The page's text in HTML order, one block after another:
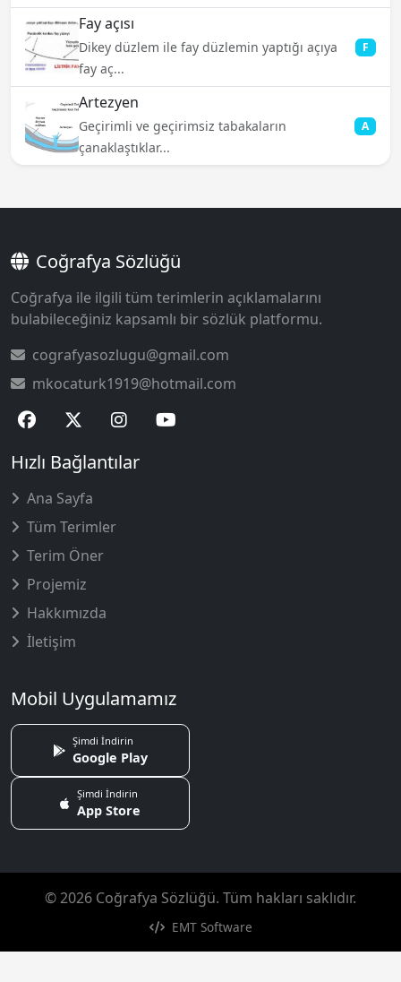
Fay açısı
Dikey düzlem ile fay düzlemin yaptığı açıya
fay aç...
F
Artezyen
Geçirimli ve geçirimsiz tabakaların
çanaklaştıklar...
A
Coğrafya Sözlüğü
Coğrafya ile ilgili tüm terimlerin açıklamalarını
bulabileceğiniz kapsamlı bir sözlük platformu.
cografyasozlugu@gmail.com
mkocaturk1919@hotmail.com
Hızlı Bağlantılar
Ana Sayfa
Tüm Terimler
Terim Öner
Projemiz
Hakkımızda
İletişim
Mobil Uygulamamız
Şimdi İndirin
Google Play
Şimdi İndirin
App Store
© 2026 Coğrafya Sözlüğü. Tüm hakları saklıdır.
EMT Software